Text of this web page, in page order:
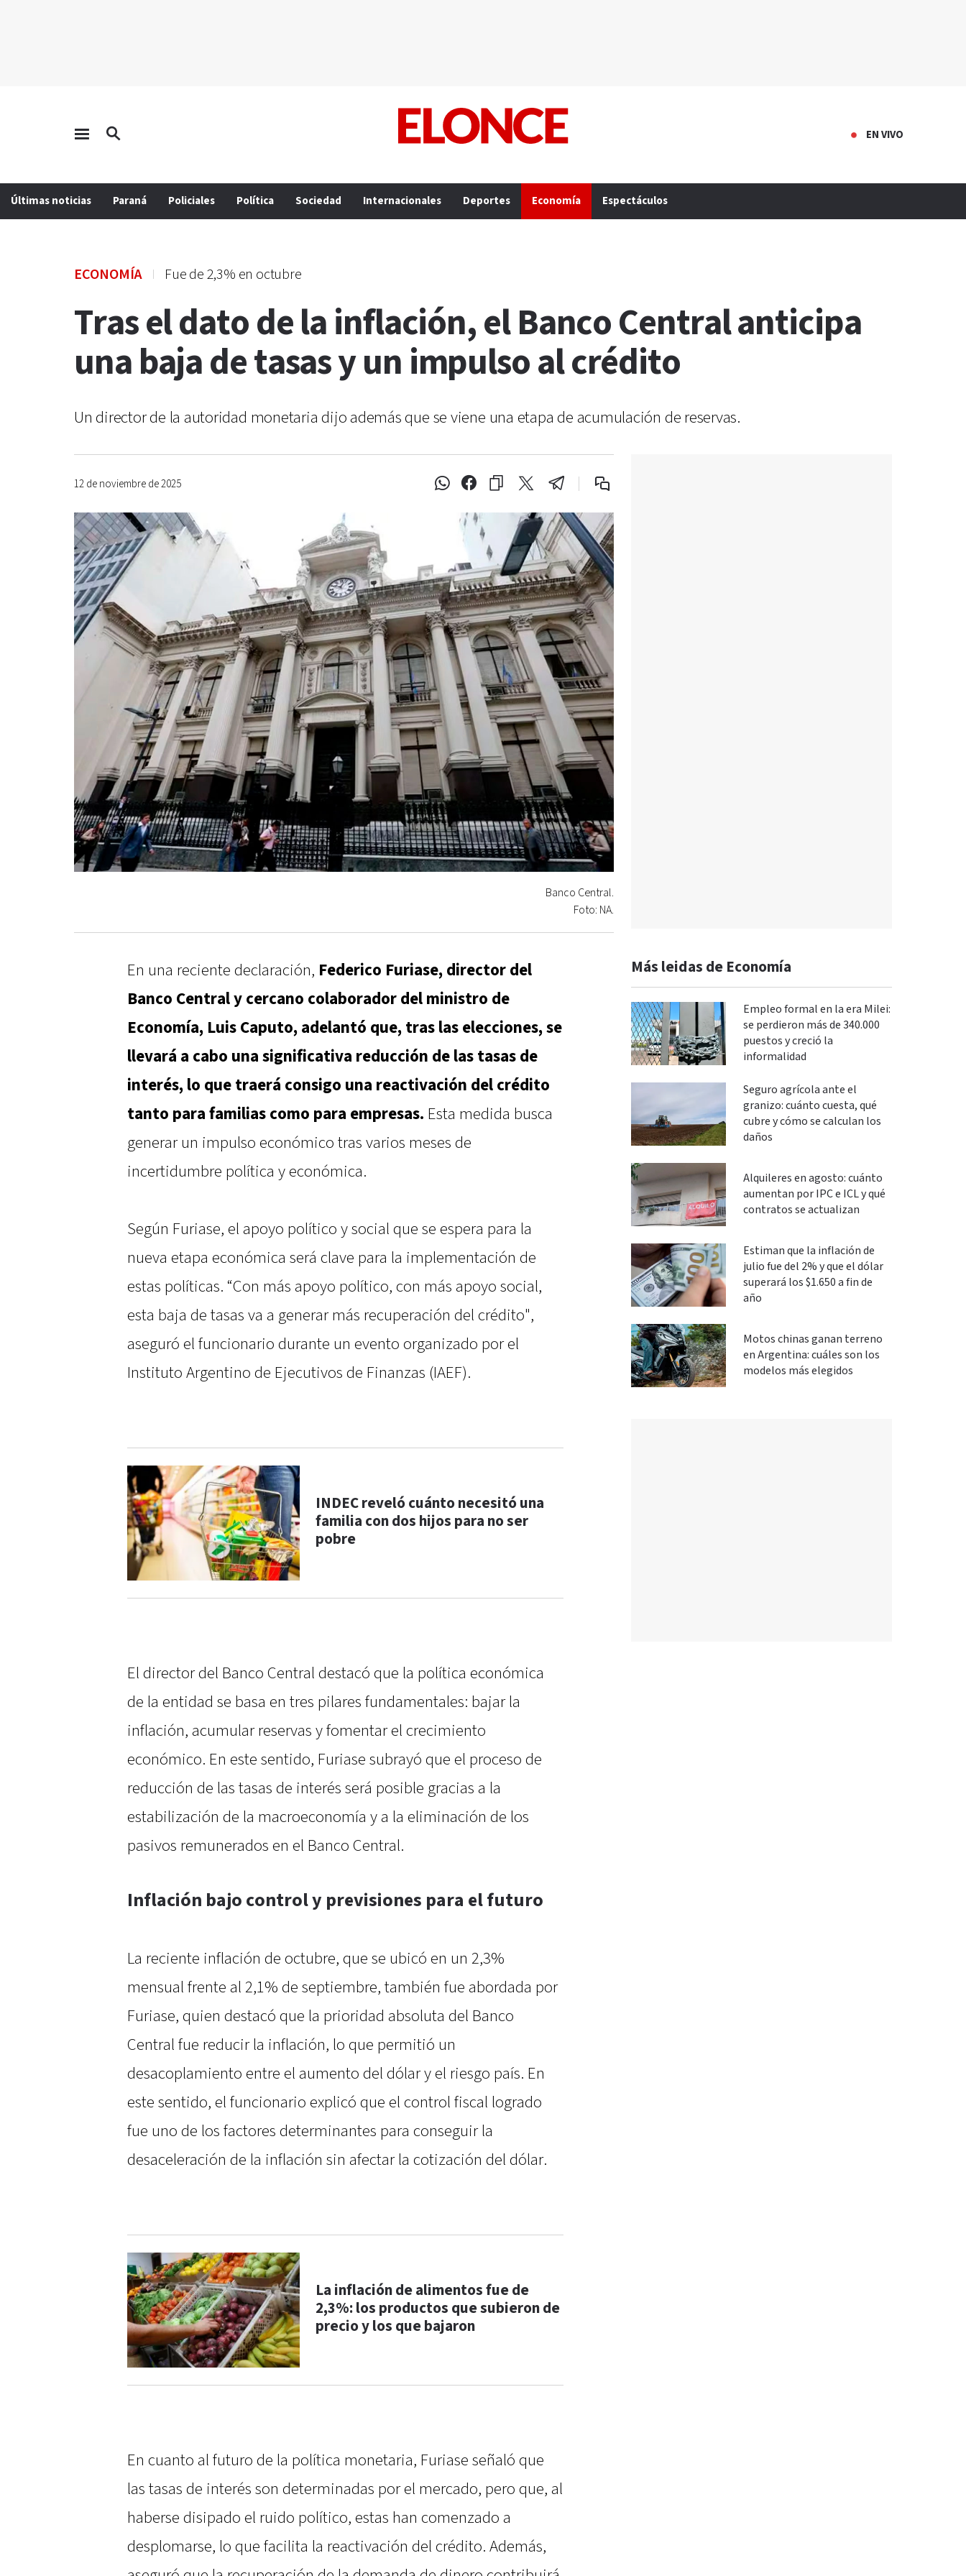
EN VIVO
Últimas noticias Paraná Policiales Política Sociedad Internacionales Deportes Economía Espectáculos
ECONOMÍA Fue de 2,3% en octubre
Tras el dato de la inflación, el Banco Central anticipa
una baja de tasas y un impulso al crédito
Un director de la autoridad monetaria dijo además que se viene una etapa de acumulación de reservas.
12 de noviembre de 2025
Banco Central.
Foto: NA.
En una reciente declaración, Federico Furiase, director del
Banco Central y cercano colaborador del ministro de
Economía, Luis Caputo, adelantó que, tras las elecciones, se
llevará a cabo una significativa reducción de las tasas de
interés, lo que traerá consigo una reactivación del crédito
tanto para familias como para empresas. Esta medida busca
generar un impulso económico tras varios meses de
incertidumbre política y económica.
Según Furiase, el apoyo político y social que se espera para la
nueva etapa económica será clave para la implementación de
estas políticas. “Con más apoyo político, con más apoyo social,
esta baja de tasas va a generar más recuperación del crédito",
aseguró el funcionario durante un evento organizado por el
Instituto Argentino de Ejecutivos de Finanzas (IAEF).
INDEC reveló cuánto necesitó una
familia con dos hijos para no ser
pobre
El director del Banco Central destacó que la política económica
de la entidad se basa en tres pilares fundamentales: bajar la
inflación, acumular reservas y fomentar el crecimiento
económico. En este sentido, Furiase subrayó que el proceso de
reducción de las tasas de interés será posible gracias a la
estabilización de la macroeconomía y a la eliminación de los
pasivos remunerados en el Banco Central.
Inflación bajo control y previsiones para el futuro
La reciente inflación de octubre, que se ubicó en un 2,3%
mensual frente al 2,1% de septiembre, también fue abordada por
Furiase, quien destacó que la prioridad absoluta del Banco
Central fue reducir la inflación, lo que permitió un
desacoplamiento entre el aumento del dólar y el riesgo país. En
este sentido, el funcionario explicó que el control fiscal logrado
fue uno de los factores determinantes para conseguir la
desaceleración de la inflación sin afectar la cotización del dólar.
La inflación de alimentos fue de
2,3%: los productos que subieron de
precio y los que bajaron
En cuanto al futuro de la política monetaria, Furiase señaló que
las tasas de interés son determinadas por el mercado, pero que, al
haberse disipado el ruido político, estas han comenzado a
desplomarse, lo que facilita la reactivación del crédito. Además,
Más leidas de Economía
Empleo formal en la era Milei:
se perdieron más de 340.000
puestos y creció la
informalidad
Seguro agrícola ante el
granizo: cuánto cuesta, qué
cubre y cómo se calculan los
daños
Alquileres en agosto: cuánto
aumentan por IPC e ICL y qué
contratos se actualizan
Estiman que la inflación de
julio fue del 2% y que el dólar
superará los $1.650 a fin de
año
Motos chinas ganan terreno
en Argentina: cuáles son los
modelos más elegidos